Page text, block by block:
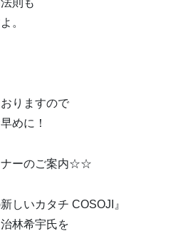
。
りますので
めに！
ーのご案内☆☆
しいカタチ COSOJI』
林希宇氏を